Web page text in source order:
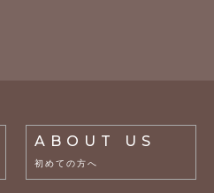
ABOUT US
初めての方へ